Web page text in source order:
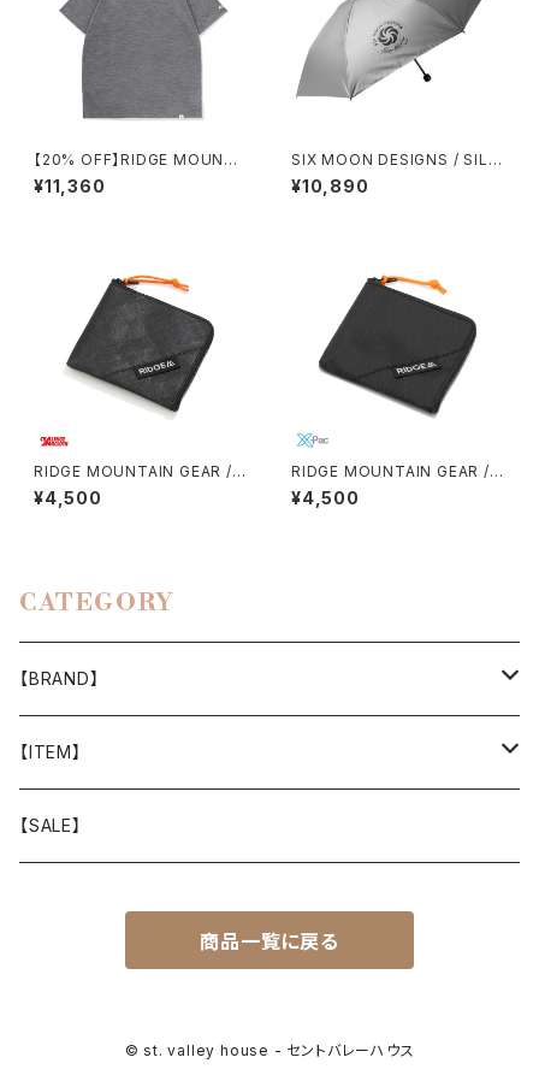
【20% OFF】RIDGE MOUNTA
IN GEAR / MERINO BASIC T
EE SHORT SLEEVE（H.CHAR
¥11,360
SIX MOON DESIGNS / SILV
ER SHADOW MINI UMBREL
LA
¥10,890
RIDGE MOUNTAIN GEAR / R
-ZIP WALLET（ULTRA）
¥4,500
RIDGE MOUNTAIN GEAR / R
-ZIP WALLET（X-PAC）
¥4,500
CATEGORY
【BRAND】
山と道
T-SHIRT
迷迭香
Akihiro Wood Works
【ITEM】
WEAR
【SALE】
商品一覧に戻る
© st. valley house - セントバレーハウス